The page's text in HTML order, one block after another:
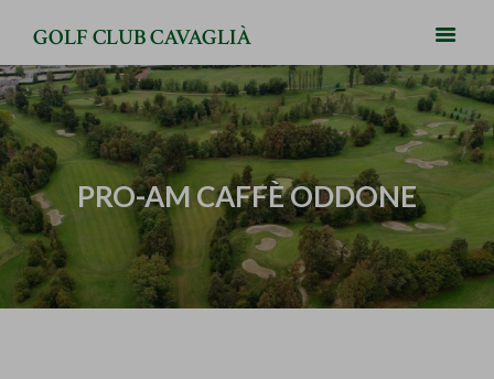
GOLF CLUB CAVAGLIÀ
PRO-AM CAFFÈ ODDONE